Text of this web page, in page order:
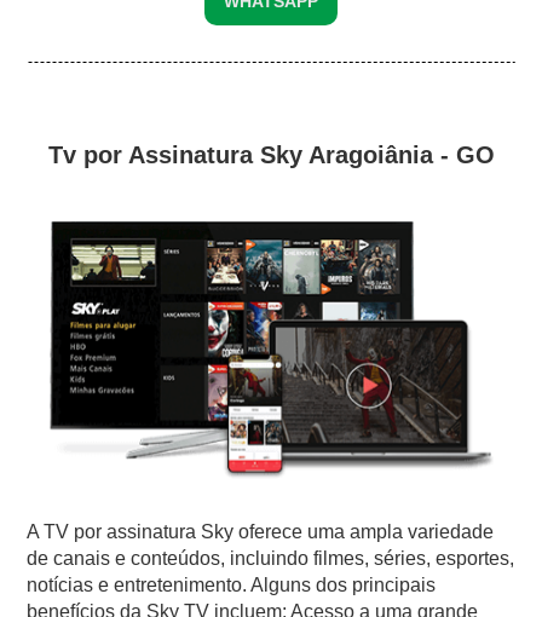
Tv por Assinatura Sky Aragoiânia - GO
A TV por assinatura Sky oferece uma ampla variedade
de canais e conteúdos, incluindo filmes, séries, esportes,
notícias e entretenimento. Alguns dos principais
benefícios da Sky TV incluem: Acesso a uma grande